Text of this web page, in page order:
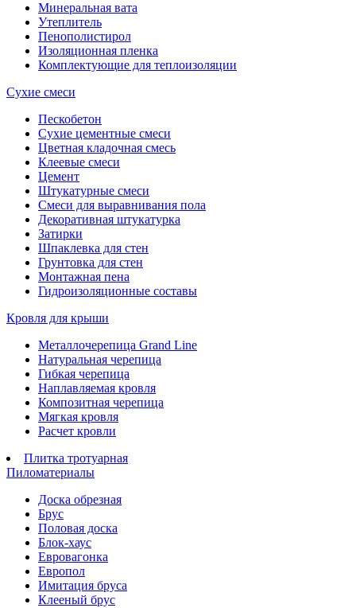
Минеральная вата
Утеплитель
Пенополистирол
Изоляционная пленка
Комплектующие для теплоизоляции
Сухие смеси
Пескобетон
Сухие цементные смеси
Цветная кладочная смесь
Клеевые смеси
Цемент
Штукатурные смеси
Смеси для выравнивания пола
Декоративная штукатурка
Затирки
Шпаклевка для стен
Грунтовка для стен
Монтажная пена
Гидроизоляционные составы
Кровля для крыши
Металлочерепица Grand Line
Натуральная черепица
Гибкая черепица
Наплавляемая кровля
Композитная черепица
Мягкая кровля
Расчет кровли
Плитка тротуарная
Пиломатериалы
Доска обрезная
Брус
Половая доска
Блок-хаус
Евровагонка
Европол
Имитация бруса
Клееный брус